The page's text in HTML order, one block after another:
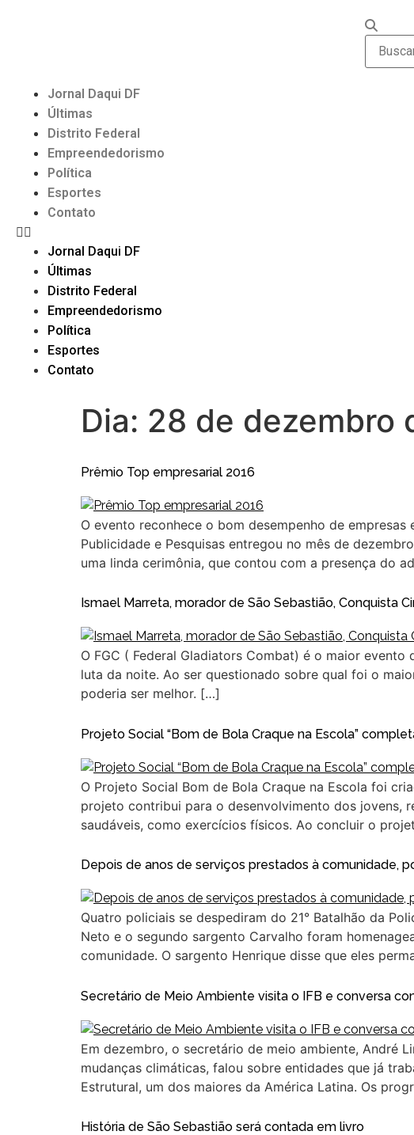
Jornal Daqui DF
Últimas
Distrito Federal
Empreendedorismo
Política
Esportes
Contato
Jornal Daqui DF
Últimas
Distrito Federal
Empreendedorismo
Política
Esportes
Contato
Dia: 28 de dezembro
Prêmio Top empresarial 2016
O evento reconhece o bom desempenho de
Publicidade e Pesquisas entregou no mês de
uma linda cerimônia, que contou com a presença do
Ismael Marreta, morador de São Sebastião, Conquista
O FGC ( Federal Gladiators Combat) é o maior
luta da noite. Ao ser questionado sobre qual foi o
poderia ser melhor. […]
Projeto Social “Bom de Bola Craque na Escola”
O Projeto Social Bom de Bola Craque na Escola foi
projeto contribui para o desenvolvimento dos jovens,
saudáveis, como exercícios físicos. Ao concluir o
Depois de anos de serviços prestados à comunidade,
Quatro policiais se despediram do 21° Batalhão da
Neto e o segundo sargento Carvalho foram
comunidade. O sargento Henrique disse que eles
Secretário de Meio Ambiente visita o IFB e conversa
Em dezembro, o secretário de meio ambiente, André
mudanças climáticas, falou sobre entidades que já
Estrutural, um dos maiores da América Latina. Os
História de São Sebastião será contada em livro